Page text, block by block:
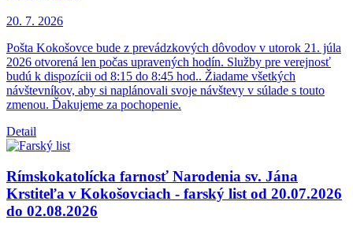
20. 7. 2026
Pošta Kokošovce bude z prevádzkových dôvodov v utorok 21. júla
2026 otvorená len počas upravených hodín. Služby pre verejnosť
budú k dispozícii od 8:15 do 8:45 hod.. Žiadame všetkých
návštevníkov, aby si naplánovali svoje návštevy v súlade s touto
zmenou. Ďakujeme za pochopenie.
Detail
Rímskokatolícka farnosť Narodenia sv. Jána
Krstiteľa v Kokošovciach - farský list od 20.07.2026
do 02.08.2026